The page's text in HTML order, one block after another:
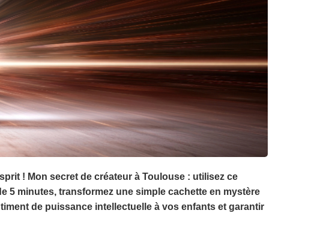
! Mon secret de créateur à Toulouse : utilisez ce
5 minutes, transformez une simple cachette en mystère
de puissance intellectuelle à vos enfants et garantir